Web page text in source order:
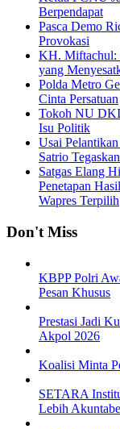
Berpendapat
Pasca Demo
Provokasi
KH. Miftachul:
yang
Polda Metro
Cinta Persatuan
Tokoh NU DKI
Isu Politik
Usai
Satrio
Satgas Elang
Penetapan
Wapres Terpilih
Don't Miss
KBPP Polri
Pesan Khusus
Prestasi Jadi
Akpol 2026
Koalisi Minta
SETARA
Lebih